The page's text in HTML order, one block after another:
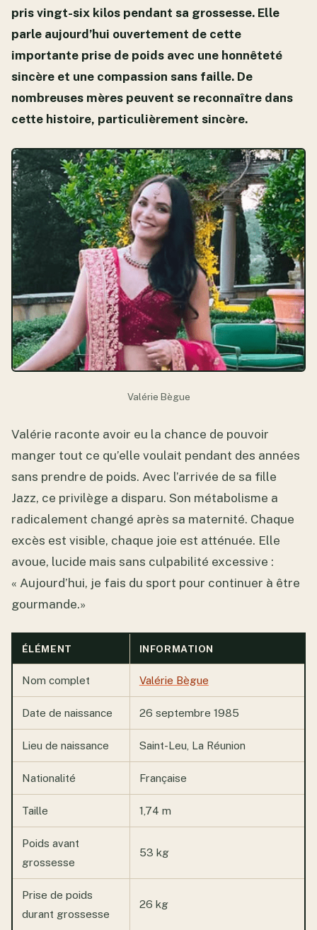
pris vingt-six kilos pendant sa grossesse. Elle
parle aujourd’hui ouvertement de cette
importante prise de poids avec une honnêteté
sincère et une compassion sans faille. De
nombreuses mères peuvent se reconnaître dans
cette histoire, particulièrement sincère.
Valérie Bègue
Valérie raconte avoir eu la chance de pouvoir
manger tout ce qu’elle voulait pendant des années
sans prendre de poids. Avec l’arrivée de sa fille
Jazz, ce privilège a disparu. Son métabolisme a
radicalement changé après sa maternité. Chaque
excès est visible, chaque joie est atténuée. Elle
avoue, lucide mais sans culpabilité excessive :
« Aujourd’hui, je fais du sport pour continuer à être
gourmande.»
ÉLÉMENT INFORMATION
Nom complet Valérie Bègue
Date de naissance 26 septembre 1985
Lieu de naissance Saint-Leu, La Réunion
Nationalité Française
Taille 1,74 m
Poids avant
grossesse
53 kg
Prise de poids
durant grossesse
26 kg